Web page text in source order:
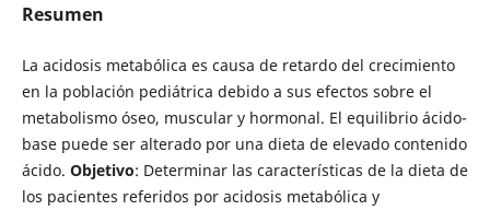
Resumen
La acidosis metabólica es causa de retardo del crecimiento
en la población pediátrica debido a sus efectos sobre el
metabolismo óseo, muscular y hormonal. El equilibrio ácido-
base puede ser alterado por una dieta de elevado contenido
ácido. Objetivo: Determinar las características de la dieta de
los pacientes referidos por acidosis metabólica y